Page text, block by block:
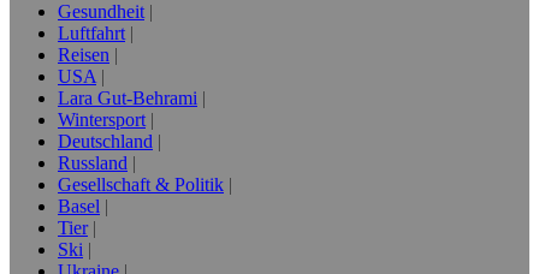
Gesundheit
Luftfahrt
Reisen
USA
Lara Gut-Behrami
Wintersport
Deutschland
Russland
Gesellschaft & Politik
Basel
Tier
Ski